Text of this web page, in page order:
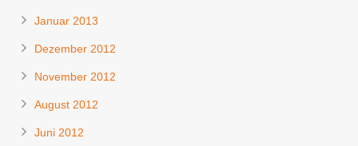
Januar 2013
Dezember 2012
November 2012
August 2012
Juni 2012